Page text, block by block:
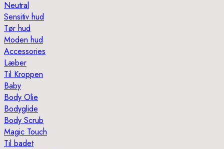
Neutral
Sensitiv hud
Tør hud
Moden hud
Accessories
Læber
Til Kroppen
Baby
Body Olie
Bodyglide
Body Scrub
Magic Touch
Til badet